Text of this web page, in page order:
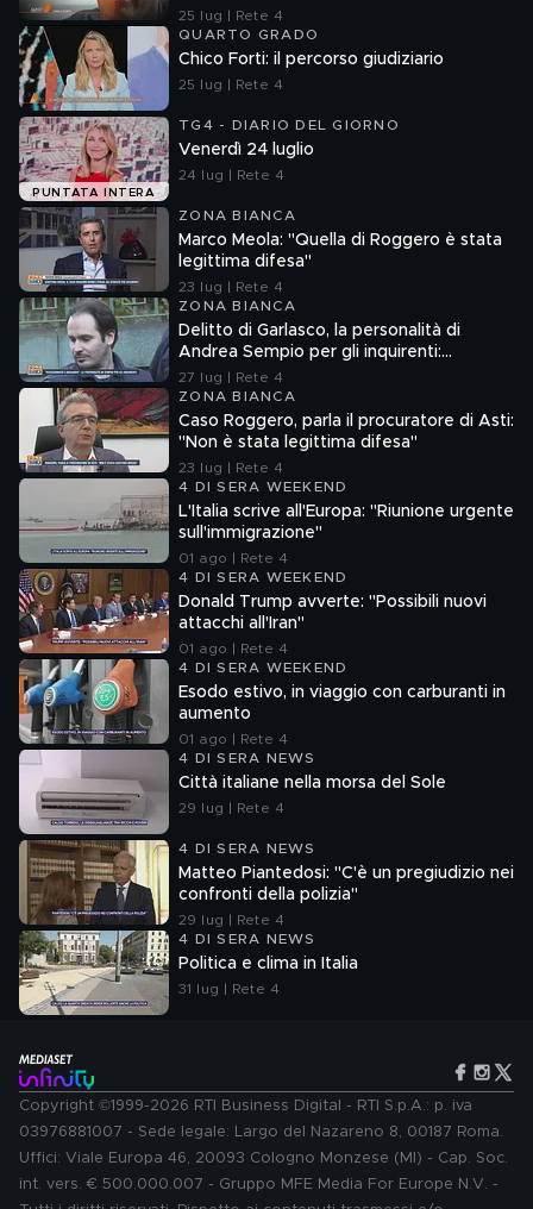
25 lug | Rete 4
QUARTO GRADO
Chico Forti: il percorso giudiziario
25 lug | Rete 4
PUNTATA INTERA
TG4 - DIARIO DEL GIORNO
Venerdì 24 luglio
24 lug | Rete 4
ZONA BIANCA
Marco Meola: "Quella di Roggero è stata
legittima difesa"
23 lug | Rete 4
ZONA BIANCA
Delitto di Garlasco, la personalità di
Andrea Sempio per gli inquirenti:
"Ossessionato e bugiardo"
27 lug | Rete 4
ZONA BIANCA
Caso Roggero, parla il procuratore di Asti:
"Non è stata legittima difesa"
23 lug | Rete 4
4 DI SERA WEEKEND
L'Italia scrive all'Europa: "Riunione urgente
sull'immigrazione"
01 ago | Rete 4
4 DI SERA WEEKEND
Donald Trump avverte: "Possibili nuovi
attacchi all'Iran"
01 ago | Rete 4
4 DI SERA WEEKEND
Esodo estivo, in viaggio con carburanti in
aumento
01 ago | Rete 4
4 DI SERA NEWS
Città italiane nella morsa del Sole
29 lug | Rete 4
4 DI SERA NEWS
Matteo Piantedosi: "C'è un pregiudizio nei
confronti della polizia"
29 lug | Rete 4
4 DI SERA NEWS
Politica e clima in Italia
31 lug | Rete 4
Copyright ©1999-2026 RTI Business Digital - RTI S.p.A.: p. iva
03976881007 - Sede legale: Largo del Nazareno 8, 00187 Roma.
Uffici: Viale Europa 46, 20093 Cologno Monzese (MI) - Cap. Soc.
int. vers. € 500.000.007 - Gruppo MFE Media For Europe N.V. -